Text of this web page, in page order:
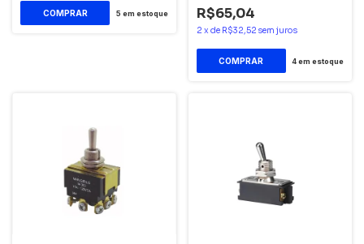
5 em estoque R$65,04
2 x de R$32,52 sem juros
4em estoque